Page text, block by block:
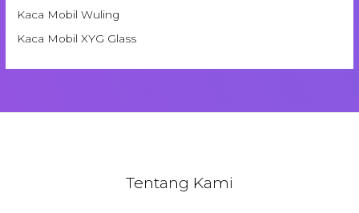
Kaca Mobil Wuling
Kaca Mobil XYG Glass
Tentang Kami